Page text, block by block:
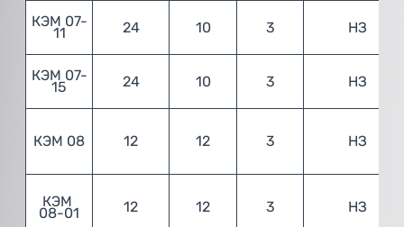
КЭМ 07-
11 24 10 3 НЗ
КЭМ 07-
15 24 10 3 НЗ
КЭМ 08 12 12 3 НЗ
КЭМ
08-01 12 12 3 НЗ